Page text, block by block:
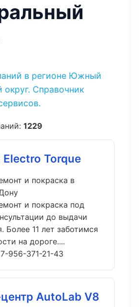
в регионе Южный
округ. Справочник
1229
Electro Torque
и покраска в
и покраска под
до выдачи
Более 11 лет заботимся
на дороге....
956-371-21-43
AutoLab V8